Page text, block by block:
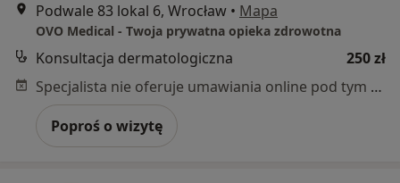
Podwale 83 lokal 6, Wrocław • Mapa
OVO Medical - Twoja prywatna opieka zdrowotna
Konsultacja dermatologiczna
250 zł
Specjalista nie oferuje umawiania online pod tym adresem.
Poproś o wizytę